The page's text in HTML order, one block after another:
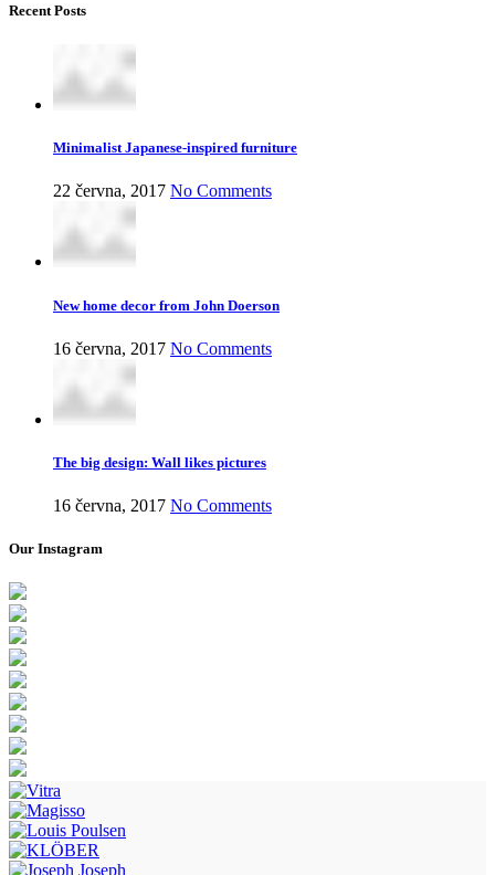
Recent Posts
Minimalist Japanese-inspired furniture
22 června, 2017 No Comments
New home decor from John Doerson
16 června, 2017 No Comments
The big design: Wall likes pictures
16 června, 2017 No Comments
Our Instagram